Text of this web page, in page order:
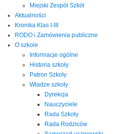
Miejski Zespół Szkół
Aktualności
Kronika Klas I-III
RODO i Zamówienia publiczne
O szkole
Informacje ogólne
Historia szkoły
Patron Szkoły
Władze szkoły
Dyrekcja
Nauczyciele
Rada Szkoły
Rada Rodziców